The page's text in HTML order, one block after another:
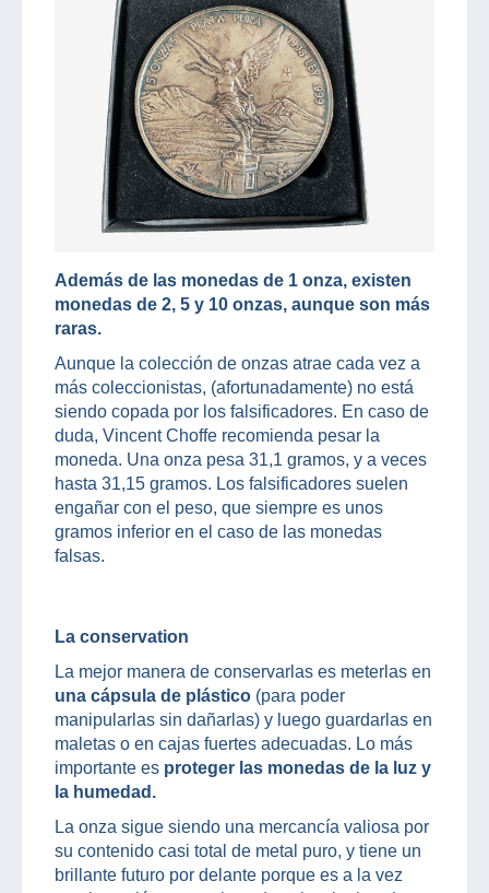
Además de las monedas de 1 onza, existen
monedas de 2, 5 y 10 onzas, aunque son más
raras.
Aunque la colección de onzas atrae cada vez a
más coleccionistas, (afortunadamente) no está
siendo copada por los falsificadores. En caso de
duda, Vincent Choffe recomienda pesar la
moneda. Una onza pesa 31,1 gramos, y a veces
hasta 31,15 gramos. Los falsificadores suelen
engañar con el peso, que siempre es unos
gramos inferior en el caso de las monedas
falsas.
La conservation
La mejor manera de conservarlas es meterlas en
una cápsula de plástico (para poder
manipularlas sin dañarlas) y luego guardarlas en
maletas o en cajas fuertes adecuadas. Lo más
importante es proteger las monedas de la luz y
la humedad.
La onza sigue siendo una mercancía valiosa por
su contenido casi total de metal puro, y tiene un
brillante futuro por delante porque es a la vez